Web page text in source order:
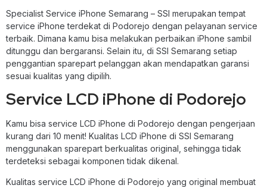
Specialist Service iPhone Semarang – SSI merupakan tempat
service iPhone terdekat di Podorejo dengan pelayanan service
terbaik. Dimana kamu bisa melakukan perbaikan iPhone sambil
ditunggu dan bergaransi. Selain itu, di SSI Semarang setiap
penggantian sparepart pelanggan akan mendapatkan garansi
sesuai kualitas yang dipilih.
Service LCD iPhone di Podorejo
Kamu bisa service LCD iPhone di Podorejo dengan pengerjaan
kurang dari 10 menit! Kualitas LCD iPhone di SSI Semarang
menggunakan sparepart berkualitas original, sehingga tidak
terdeteksi sebagai komponen tidak dikenal.
Kualitas service LCD iPhone di Podorejo yang original membuat